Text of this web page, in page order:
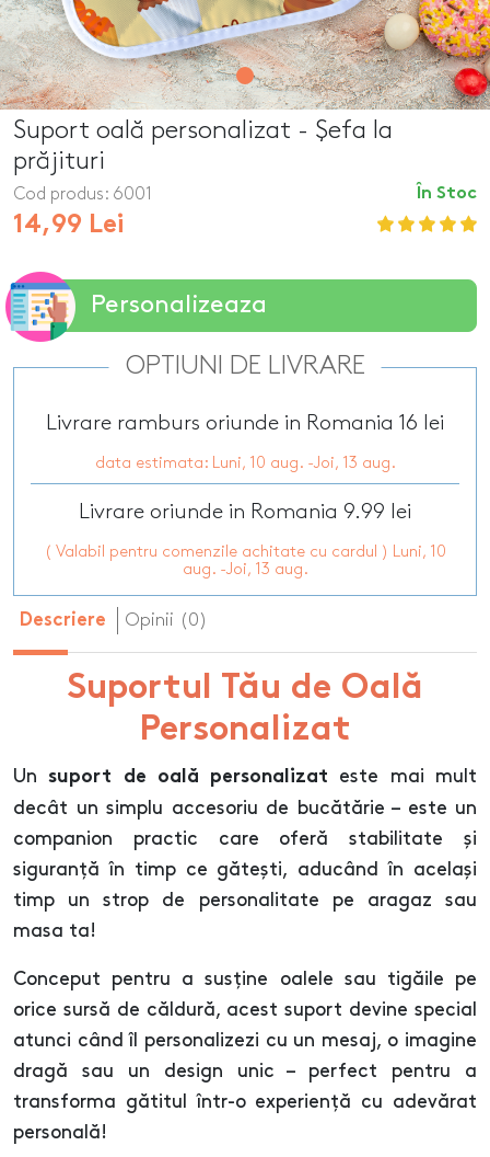
Suport oală personalizat - Șefa la
prăjituri
În Stoc
Cod produs: 6001
14,99 Lei
Personalizeaza
OPTIUNI DE LIVRARE
Livrare ramburs oriunde in Romania 16 lei
data estimata: Luni, 10 aug. -Joi, 13 aug.
Livrare oriunde in Romania 9.99 lei
( Valabil pentru comenzile achitate cu cardul ) Luni, 10
aug. -Joi, 13 aug.
Descriere Opinii (0)
Suportul Tău de Oală
Personalizat
Unsuport de oală personalizat este mai mult
decât un simplu accesoriu de bucătărie – este un
companion practic care oferă stabilitate și
siguranță în timp ce gătești, aducând în același
timp un strop de personalitate pe aragaz sau
masa ta!
Conceput pentru a susține oalele sau tigăile pe
orice sursă de căldură, acest suport devine special
atunci când îl personalizezi cu un mesaj, o imagine
dragă sau un design unic – perfect pentru a
transforma gătitul într-o experiență cu adevărat
personală!